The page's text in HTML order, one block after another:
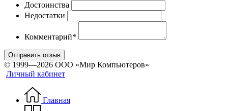
Достоинства
Недостатки
Комментарий*
Отправить отзыв
© 1999—2026 ООО «Мир Компьютеров»
Личный кабинет
Главная